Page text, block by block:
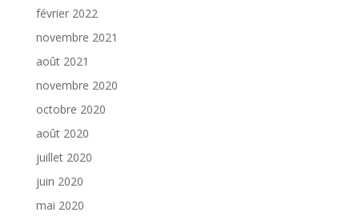
février 2022
novembre 2021
août 2021
novembre 2020
octobre 2020
août 2020
juillet 2020
juin 2020
mai 2020